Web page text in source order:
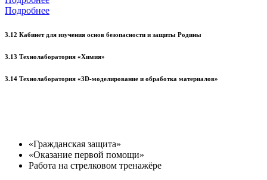
Подробнее
3.12 Кабинет для изучения основ безопасности и защиты Родины
3.13 Технолаборатория «Химия»
3.14 Технолаборатория «3D-моделирование и обработка материалов»
«Гражданская защита»
«Оказание первой помощи»
Работа на стрелковом тренажёре